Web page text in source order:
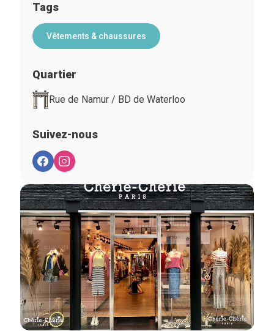
Tags
Vêtements & chaussures
Quartier
Rue de Namur / BD de Waterloo
Suivez-nous